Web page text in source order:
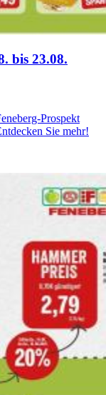
bis 23.08.
Prospekt
Sie mehr!